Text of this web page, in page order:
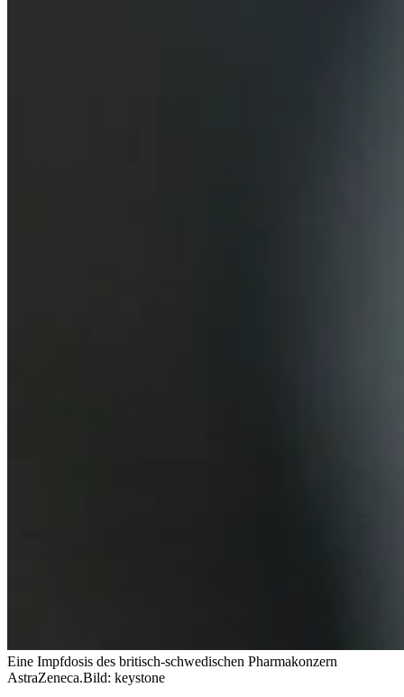
Eine Impfdosis des britisch-schwedischen Pharmakonzern
AstraZeneca.Bild: keystone